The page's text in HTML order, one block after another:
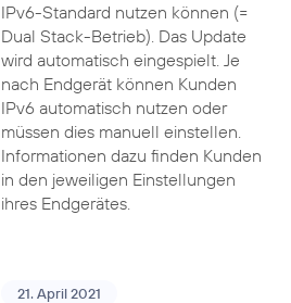
IPv6-Standard nutzen können (=
Dual Stack-Betrieb). Das Update
wird automatisch eingespielt. Je
nach Endgerät können Kunden
IPv6 automatisch nutzen oder
müssen dies manuell einstellen.
Informationen dazu finden Kunden
in den jeweiligen Einstellungen
ihres Endgerätes.
21. April 2021